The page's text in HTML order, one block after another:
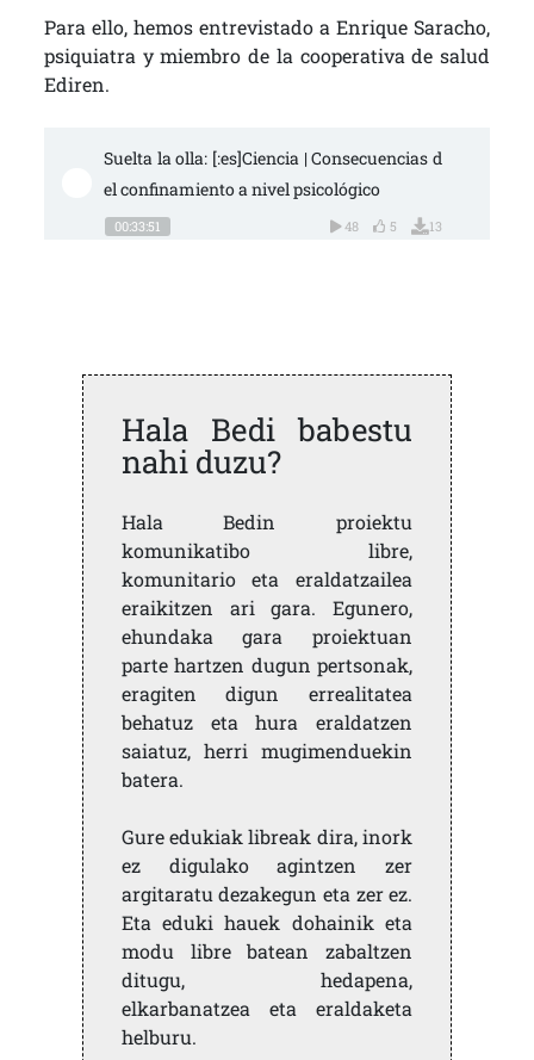
Para ello, hemos entrevistado a Enrique Saracho,
psiquiatra y miembro de la cooperativa de salud
Ediren.
Suelta la olla: [:es]Ciencia | Consecuencias d
el confinamiento a nivel psicológico
00:33:51 48 5 13
Hala Bedi babestu
nahi duzu?
Hala Bedin proiektu
komunikatibo libre,
komunitario eta eraldatzailea
eraikitzen ari gara. Egunero,
ehundaka gara proiektuan
parte hartzen dugun pertsonak,
eragiten digun errealitatea
behatuz eta hura eraldatzen
saiatuz, herri mugimenduekin
batera.
Gure edukiak libreak dira, inork
ez digulako agintzen zer
argitaratu dezakegun eta zer ez.
Eta eduki hauek dohainik eta
modu libre batean zabaltzen
ditugu, hedapena,
elkarbanatzea eta eraldaketa
helburu.